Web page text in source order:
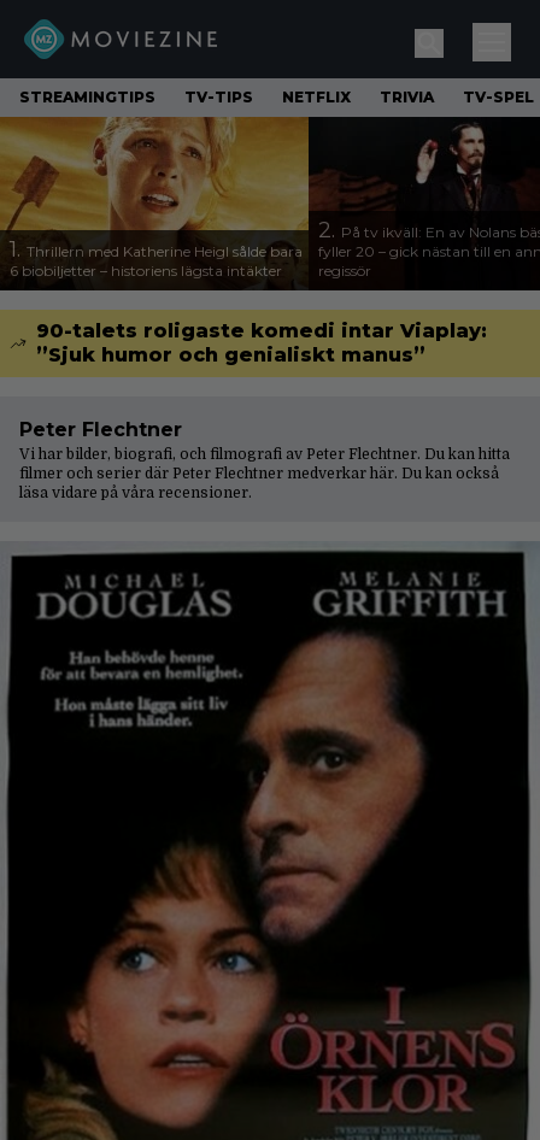
STREAMINGTIPS TV-TIPS NETFLIX TRIVIA TV-SPEL
1. Thrillern med Katherine Heigl sålde bara
6 biobiljetter – historiens lägsta intäkter
2. På tv ikväll: En av Nolans
fyller 20 – gick nästan till en
regissör
90-talets roligaste komedi intar Viaplay:
”Sjuk humor och genialiskt manus”
Peter Flechtner
Vi har bilder, biografi, och filmografi av Peter Flechtner. Du kan hitta
filmer och serier där Peter Flechtner medverkar här. Du kan också
läsa vidare på våra recensioner.